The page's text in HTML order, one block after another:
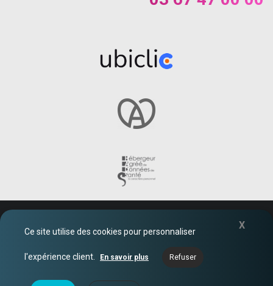
X
Ce site utilise des cookies pour personnaliser
l'expérience client. En savoir plus Refuser